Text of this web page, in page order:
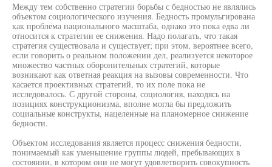
Между тем собственно стратегии борьбы с бедностью не являлись
объектом социологического изучения. Бедность промульгирована
как проблема национального масштаба, однако это пока едва ли
относится к стратегии ее снижения. Надо полагать, что такая
стратегия существовала и существует; при этом, вероятнее всего,
если говорить о реальном положении дел, реализуется некоторое
множество частных оборонительных стратегий, которые
возникают как ответная реакция на вызовы современности. Что
касается проективных стратегий, то их поле пока не
исследовалось. С другой стороны, социология, находясь на
позициях конструкционизма, вполне могла бы предложить
социальные конструкты, нацеленные на планомерное снижение
бедности.
Объектом исследования является процесс снижения бедности,
понимаемый как уменьшение группы людей, пребывающих в
состоянии, в котором они не могут удовлетворить совокупность